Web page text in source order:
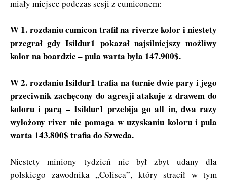
miały miejsce podczas sesji z cumiconem:
W 1. rozdaniu cumicon trafił na riverze kolor i niestety
przegrał gdy Isildur1 pokazał najsilniejszy możliwy
kolor na boardzie – pula warta była 147.900$.
W 2. rozdaniu Isildur1 trafia na turnie dwie pary i jego
przeciwnik zachęcony do agresji atakuje z drawem do
koloru i parą – Isildur1 przebija go all in, dwa razy
wyłożony river nie pomaga w uzyskaniu koloru i pula
warta 143.800$ trafia do Szweda.
Niestety miniony tydzień nie był zbyt udany dla
polskiego zawodnika „Colisea”, który stracił w tym